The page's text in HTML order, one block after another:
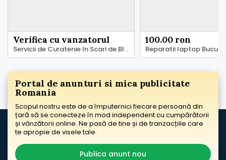
Verifica cu vanzatorul
Servicii de Curatenie In Scari de Bloc - Asociatii de Locatari - Asociatii de Propietari
100.00 ron
Portal de anunturi si mica publicitate
Romania
Scopul nostru este de a împuternici fiecare persoană din
țară să se conecteze în mod independent cu cumpărătorii
și vânzătorii online. Ne pasă de tine și de tranzacțiile care
te apropie de visele tale.
Publica anunt nou